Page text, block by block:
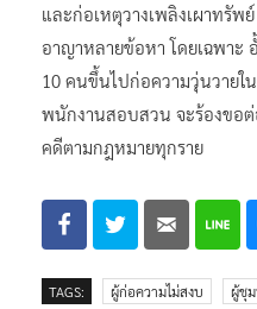
และก่อเหตุวางเพลิงเผาทรัพ
อาญาหลายข้อหา โดยเฉพาะ
10 คนขึ้นไปก่อความวุ่นวายใ
พนักงานสอบสวน จะร้องขอ
คดีตามกฎหมายทุกราย
TAGS: ผู้ก่อความไม่สงบ ผู้ชุ